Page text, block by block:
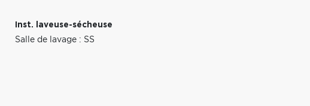
Inst. laveuse-sécheuse
Salle de lavage : SS